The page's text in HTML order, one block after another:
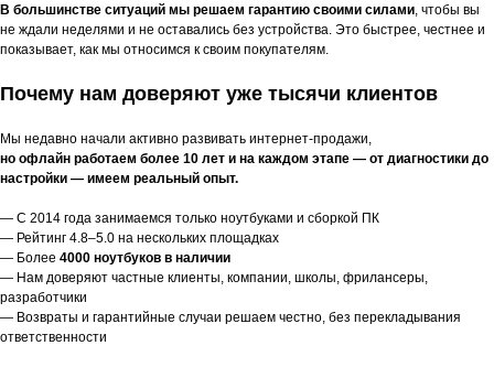
В большинстве ситуаций мы решаем гарантию своими силами, чтобы вы
не ждали неделями и не оставались без устройства. Это быстрее, честнее и
показывает, как мы относимся к своим покупателям.
Почему нам доверяют уже тысячи клиентов
Мы недавно начали активно развивать интернет-продажи,
но офлайн работаем более 10 лет и на каждом этапе — от диагностики до
настройки — имеем реальный опыт.
— С 2014 года занимаемся только ноутбуками и сборкой ПК
— Рейтинг 4.8–5.0 на нескольких площадках
— Более 4000 ноутбуков в наличии
— Нам доверяют частные клиенты, компании, школы, фрилансеры,
разработчики
— Возвраты и гарантийные случаи решаем честно, без перекладывания
ответственности